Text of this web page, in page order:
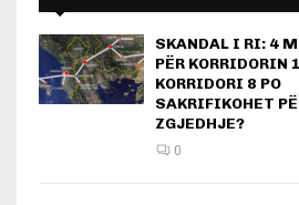
SKANDAL I RI: 4
PËR KORRIDORIN
KORRIDORI 8 PO
SAKRIFIKOHET
ZGJEDHJE?
0